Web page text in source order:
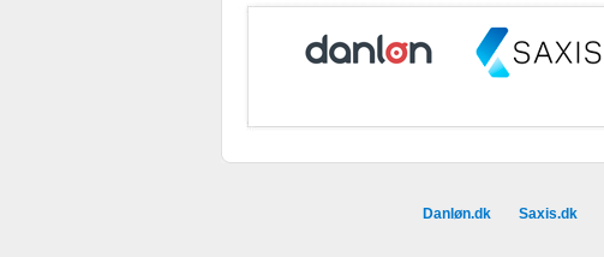
Danløn.dk
Saxis.dk
Bruge præcise geografiske placeringsoplysninger
Identificere enheder baseret på aktivt anmodede oplysninger